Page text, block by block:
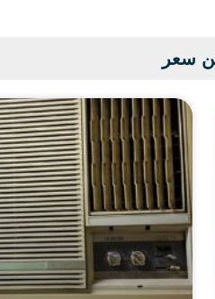
سعر